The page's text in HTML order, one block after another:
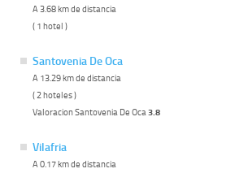
A 3.68 km de distancia
( 1 hotel )
Santovenia De Oca
A 13.29 km de distancia
( 2 hoteles )
Valoracion Santovenia De Oca 3.8
Vilafria
A 0.17 km de distancia